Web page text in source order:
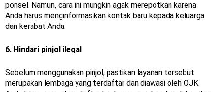
ponsel. Namun, cara ini mungkin agak merepotkan karena
Anda harus menginformasikan kontak baru kepada keluarga
dan kerabat Anda.
6. Hindari pinjol ilegal
Sebelum menggunakan pinjol, pastikan layanan tersebut
merupakan lembaga yang terdaftar dan diawasi oleh OJK.